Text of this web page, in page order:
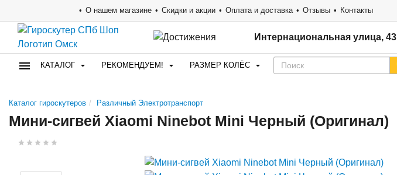
О нашем магазине Скидки и акции Оплата и доставка Отзывы Контакты
Интернациональная улица, 43
КАТАЛОГ РЕКОМЕНДУЕМ! РАЗМЕР КОЛЁС
Каталог гироскутеров Различный Электротранспорт
Мини-сигвей Xiaomi Ninebot Mini Черный (Оригинал)